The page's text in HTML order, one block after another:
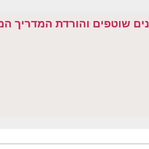
שוטפים והורדת המדריך